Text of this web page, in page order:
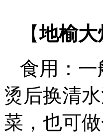
【地榆大
食用：
烫后换清
菜，也可